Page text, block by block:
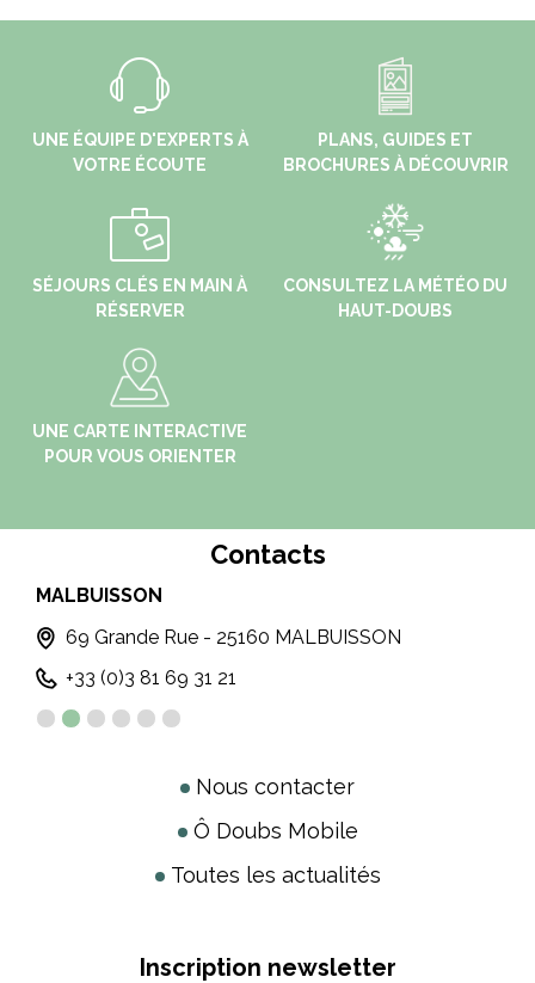
UNE ÉQUIPE D'EXPERTS À
VOTRE ÉCOUTE
PLANS, GUIDES ET
BROCHURES À DÉCOUVRIR
SÉJOURS CLÉS EN MAIN À
RÉSERVER
CONSULTEZ LA MÉTÉO DU
HAUT-DOUBS
UNE CARTE INTERACTIVE
POUR VOUS ORIENTER
Contacts
MALBUISSON
69 Grande Rue - 25160 MALBUISSON
+33 (0)3 81 69 31 21
Nous contacter
Ô Doubs Mobile
Toutes les actualités
Inscription newsletter